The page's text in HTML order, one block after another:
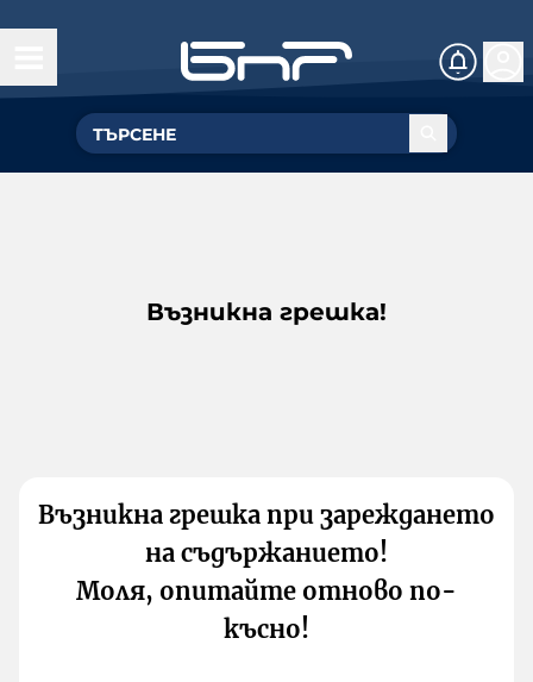
Възникна грешка!
Възникна грешка при зареждането
на съдържанието!
Моля, опитайте отново по-
късно!